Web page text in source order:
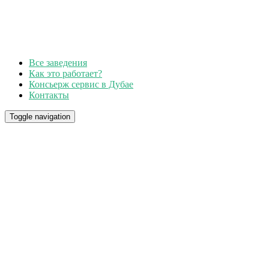
Все заведения
Как это работает?
Консьерж сервис в Дубае
Контакты
Toggle navigation